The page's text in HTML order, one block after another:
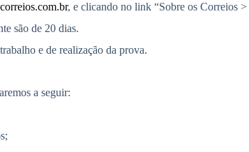
, e clicando no link “Sobre os Correios
são de 20 dias.
e de realização da prova.
a seguir: